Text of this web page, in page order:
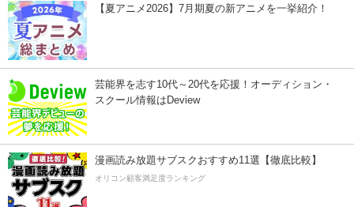
【夏アニメ2026】7月期夏の新アニメを一挙紹介！
芸能界を志す10代～20代を応援！オーディション・
スクール情報はDeview
漫画読み放題サブスクおすすめ11選【徹底比較】
オリコン顧客満足度ランキング